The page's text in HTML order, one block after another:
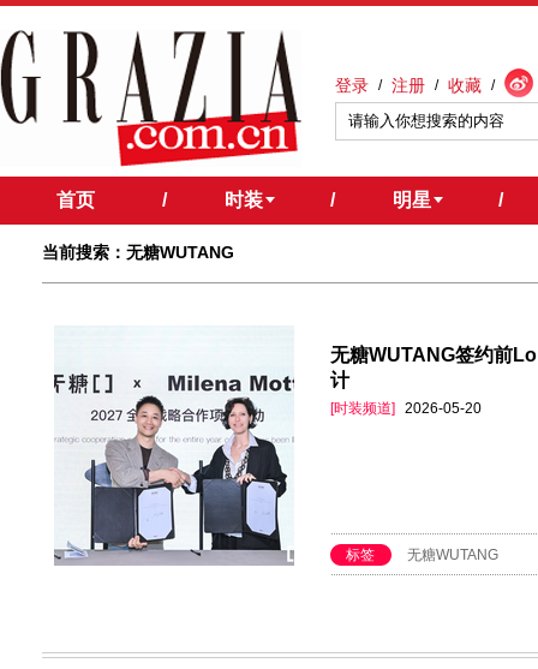
登录 / 注册 / 收藏 /
首页 / 时装 / 明星 /
当前搜索：无糖WUTANG
无糖WUTANG签约前
计
[时装频道] 2026-05-20
标签 无糖WUTANG